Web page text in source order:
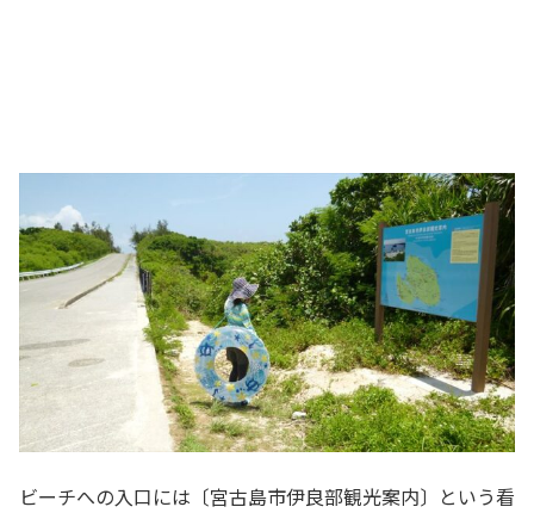
ビーチへの入口には〔宮古島市伊良部観光案内〕という看